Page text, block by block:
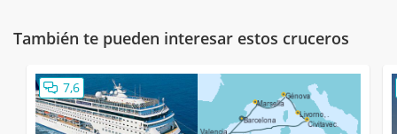
También te pueden interesar estos cruceros
7,6